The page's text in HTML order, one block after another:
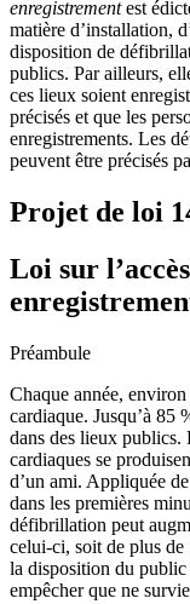
enregistrementest
matière d’installation,
disposition de
publics. Par ailleurs,
ces lieux soient
précisés et que les
enregistrements. Les
peuvent être précisés
Projet de loi
Loi sur
Préambule
Chaque année,
cardiaque. Jusqu’à 85
dans des lieux publics.
cardiaques se
d’un ami. Appliquée
dans les premières
défibrillation peut
celui-ci, soit de plus
la disposition du public
empêcher que ne